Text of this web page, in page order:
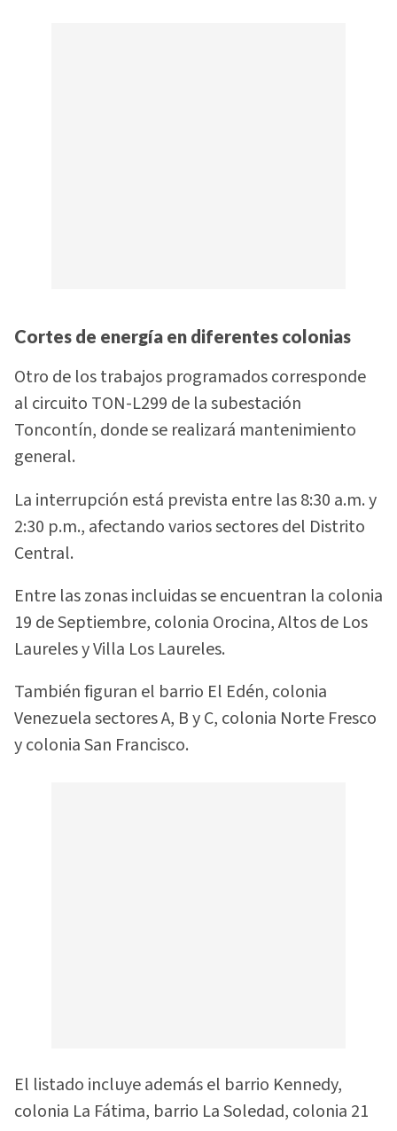
Cortes de energía en diferentes colonias
Otro de los trabajos programados corresponde
al circuito TON-L299 de la subestación
Toncontín, donde se realizará mantenimiento
general.
La interrupción está prevista entre las 8:30 a.m. y
2:30 p.m., afectando varios sectores del Distrito
Central.
Entre las zonas incluidas se encuentran la colonia
19 de Septiembre, colonia Orocina, Altos de Los
Laureles y Villa Los Laureles.
También figuran el barrio El Edén, colonia
Venezuela sectores A, B y C, colonia Norte Fresco
y colonia San Francisco.
El listado incluye además el barrio Kennedy,
colonia La Fátima, barrio La Soledad, colonia 21